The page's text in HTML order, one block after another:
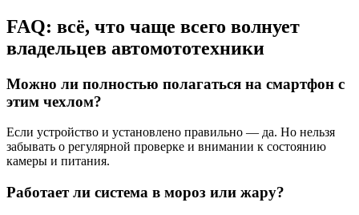
FAQ: всё, что чаще всего волнует
владельцев автомототехники
Можно ли полностью полагаться на смартфон с
этим чехлом?
Если устройство и установлено правильно — да. Но нельзя
забывать о регулярной проверке и внимании к состоянию
камеры и питания.
Работает ли система в мороз или жару?